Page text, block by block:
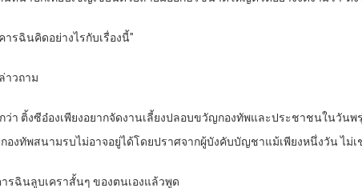
ารฉินคิดอย่างไรกับเรื่องนี้”
าวถาม
ว่า ติ้งซีอ๋องเพียงอยากจัดงานเลี้ยงปลอบขวัญกองทัพและประชาชนในวัน
กองทัพสนามรบไม่อาจอยู่ได้โดยปราศจากผู้บังคับบัญชาแม้เพียงหนึ่งวัน ไ
รฉินลูบเคราสั้นๆ ของตนเองแล้วพูด